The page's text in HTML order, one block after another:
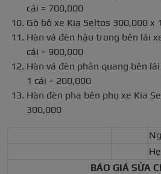
cái = 700,000
Gò bô xe Kia Seltos 300,000 x
Hàn vá đèn hậu trong bên lái
cái = 900,000
Hàn vá đèn phản quang bên
1 cái = 200,000
Hàn đèn pha bên phụ xe Kia
300,000
BÁO GIÁ SỬA